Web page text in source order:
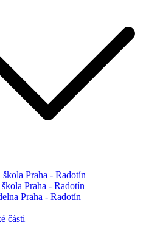
škola Praha - Radotín
Praha - Radotín
Praha - Radotín
části